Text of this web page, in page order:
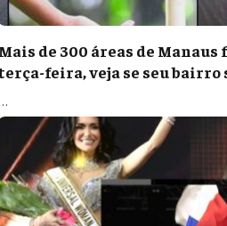
de 300 áreas de Manaus
feira, veja se seu bairro